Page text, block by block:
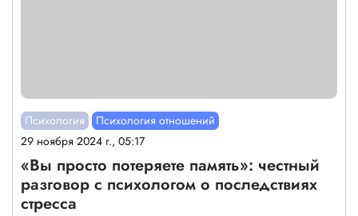
Психология
Психология отношений
29 ноября 2024 г., 05:17
«Вы просто потеряете память»: честный
разговор с психологом о последствиях
стресса